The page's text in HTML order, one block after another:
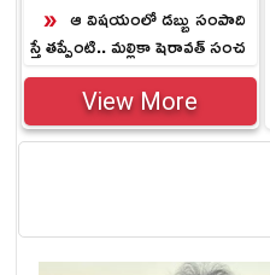
ఆ విషయంలో డబ్బు సంపాది
స్తే తప్పేంటి.. మల్లికా షెరావత్ సంచ
లన వ్యాఖ్యలు
View More